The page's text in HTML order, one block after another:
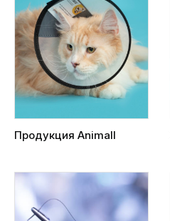
Продукция Animall